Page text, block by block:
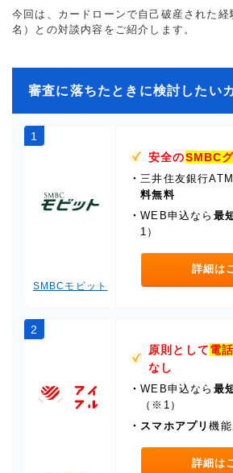
に情報発信を行っている。
今回は、カードローンで自己破産された
名）との対談内容をご紹介します。
審査に落ちたときに検討したい
1
SMBCモビット
安全のSMBC
・三井住友銀行
料無料
・WEB申込なら 最
1）
詳細は
2
原則として電
なし
・WEB申込なら 最
（※1）
・ スマホアプリ機
詳細は